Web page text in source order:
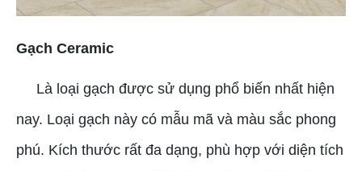
Gạch Ceramic
Là loại gạch được sử dụng phổ biến nhất hiện
nay. Loại gạch này có mẫu mã và màu sắc phong
phú. Kích thước rất đa dạng, phù hợp với diện tích